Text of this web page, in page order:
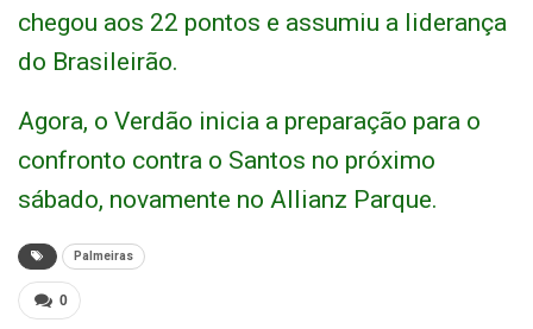
chegou aos 22 pontos e assumiu a liderança
do Brasileirão.
Agora, o Verdão inicia a preparação para o
confronto contra o Santos no próximo
sábado, novamente no Allianz Parque.
Palmeiras
0